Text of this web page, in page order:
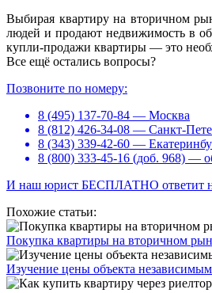
Выбирая квартиру на вторичном
людей и продают недвижимость в
купли-продажи квартиры — это
Все ещё остались вопросы?
Позвоните по номеру:
8 (495) 137-70-84 — Москва
8 (812) 426-34-08 — Санкт-
8 (343) 339-42-60 —
8 (800) 333-45-16 (доб. 968) —
И наш юрист БЕСПЛАТНО ответит
Похожие статьи:
Покупка квартиры на вторичном
Изучение цены объекта